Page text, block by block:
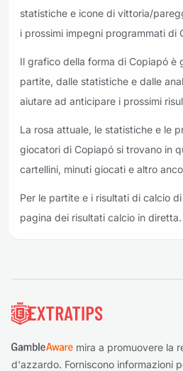
statistiche e icone di vittoria/
i prossimi impegni programmati di
Il grafico della forma di Copiapó è
partite, dalle statistiche e dalle
aiutare ad anticipare i prossimi
La rosa attuale, le statistiche e le
giocatori di Copiapó si trovano in
cartellini, minuti giocati e altro
Per le partite e i risultati di calcio
pagina dei risultati calcio in diretta.
mira a promuovere la
d'azzardo. Forniscono informazioni